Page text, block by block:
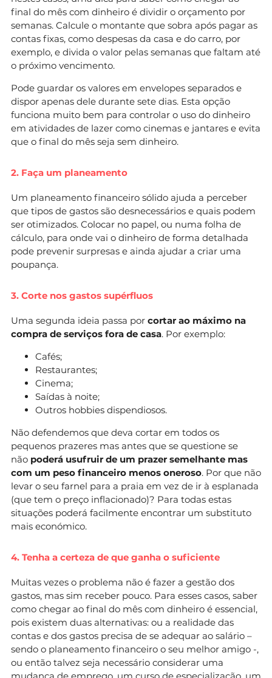
final do mês com dinheiro é dividir o orçamento por
semanas. Calcule o montante que sobra após pagar as
contas fixas, como despesas da casa e do carro, por
exemplo, e divida o valor pelas semanas que faltam até
o próximo vencimento.
Pode guardar os valores em envelopes separados e
dispor apenas dele durante sete dias. Esta opção
funciona muito bem para controlar o uso do dinheiro
em atividades de lazer como cinemas e jantares e evita
que o final do mês seja sem dinheiro.
2. Faça um planeamento
Um planeamento financeiro sólido ajuda a perceber
que tipos de gastos são desnecessários e quais podem
ser otimizados. Colocar no papel, ou numa folha de
cálculo, para onde vai o dinheiro de forma detalhada
pode prevenir surpresas e ainda ajudar a criar uma
poupança.
3. Corte nos gastos supérfluos
Uma segunda ideia passa por cortar ao máximo na
compra de serviços fora de casa. Por exemplo:
Cafés;
Restaurantes;
Cinema;
Saídas à noite;
Outros hobbies dispendiosos.
Não defendemos que deva cortar em todos os
pequenos prazeres mas antes que se questione se
não poderá usufruir de um prazer semelhante mas
com um peso financeiro menos oneroso. Por que não
levar o seu farnel para a praia em vez de ir à esplanada
(que tem o preço inflacionado)? Para todas estas
situações poderá facilmente encontrar um substituto
mais económico.
4. Tenha a certeza de que ganha o suficiente
Muitas vezes o problema não é fazer a gestão dos
gastos, mas sim receber pouco. Para esses casos, saber
como chegar ao final do mês com dinheiro é essencial,
pois existem duas alternativas: ou a realidade das
contas e dos gastos precisa de se adequar ao salário –
sendo o planeamento financeiro o seu melhor amigo -,
ou então talvez seja necessário considerar uma
mudança de emprego , um curso de especialização, um